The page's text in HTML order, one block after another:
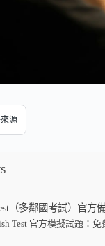
源
（多鄰國考試）官方
Test 官方模擬試題：